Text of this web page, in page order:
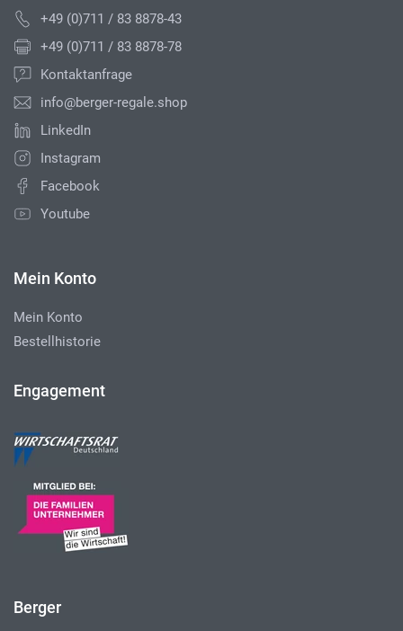
+49 (0)711 / 83 8878-43
+49 (0)711 / 83 8878-78
Kontaktanfrage
info@berger-regale.shop
LinkedIn
Instagram
Facebook
Youtube
Mein Konto
Mein Konto
Bestellhistorie
Engagement
Berger